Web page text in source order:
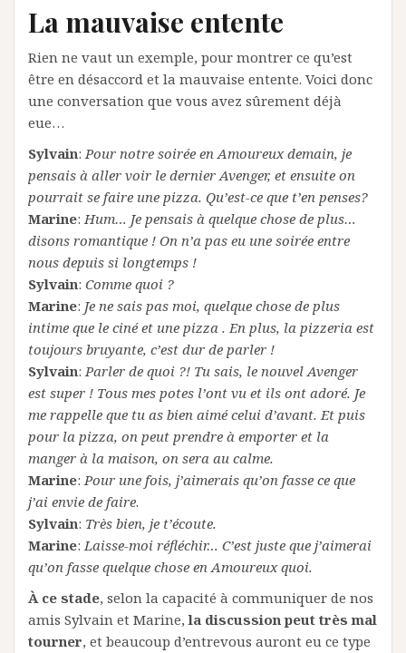
La mauvaise entente
Rien ne vaut un exemple, pour montrer ce qu’est
être en désaccord et la mauvaise entente. Voici donc
une conversation que vous avez sûrement déjà
eue…
Sylvain:Pour notre soirée en Amoureux demain, je
pensais à aller voir le dernier Avenger, et ensuite on
pourrait se faire une pizza. Qu’est-ce que t’en penses?
Marine:Hum… Je pensais à quelque chose de plus…
disons romantique ! On n’a pas eu une soirée entre
nous depuis si longtemps !
Sylvain: Comme quoi ?
Marine: Je ne sais pas moi, quelque chose de plus
intime que le ciné et une pizza . En plus, la pizzeria est
toujours bruyante, c’est dur de parler !
Sylvain:Parler de quoi ?! Tu sais, le nouvel Avenger
est super ! Tous mes potes l’ont vu et ils ont adoré. Je
me rappelle que tu as bien aimé celui d’avant. Et puis
pour la pizza, on peut prendre à emporter et la
manger à la maison, on sera au calme.
Marine:Pour une fois, j’aimerais qu’on fasse ce que
j’ai envie de faire.
Sylvain: Très bien, je t’écoute.
Marine:Laisse-moi réfléchir… C’est juste que j’aimerai
qu’on fasse quelque chose en Amoureux quoi.
À ce stade, selon la capacité à communiquer de nos
amis Sylvain et Marine,la discussion peut très mal
tourner, et beaucoup d’entrevous auront eu ce type